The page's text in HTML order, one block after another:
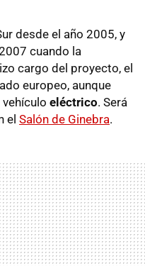
desde el año 2005, y
cuando la
cargo del proyecto, el
europeo, aunque
eléctrico. Será
el Salón de Ginebra.